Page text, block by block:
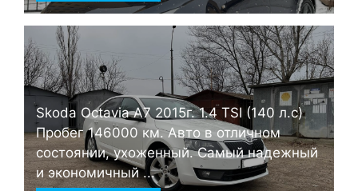
Skoda Octavia А7 2015г. 1.4 TSI (140 л.с)
Пробег 146000 км. Авто в отличном
состоянии, ухоженный. Самый надежный
и экономичный ...